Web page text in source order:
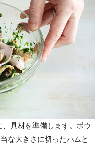
具材を準備します。ボウ
な大きさに切ったハムと